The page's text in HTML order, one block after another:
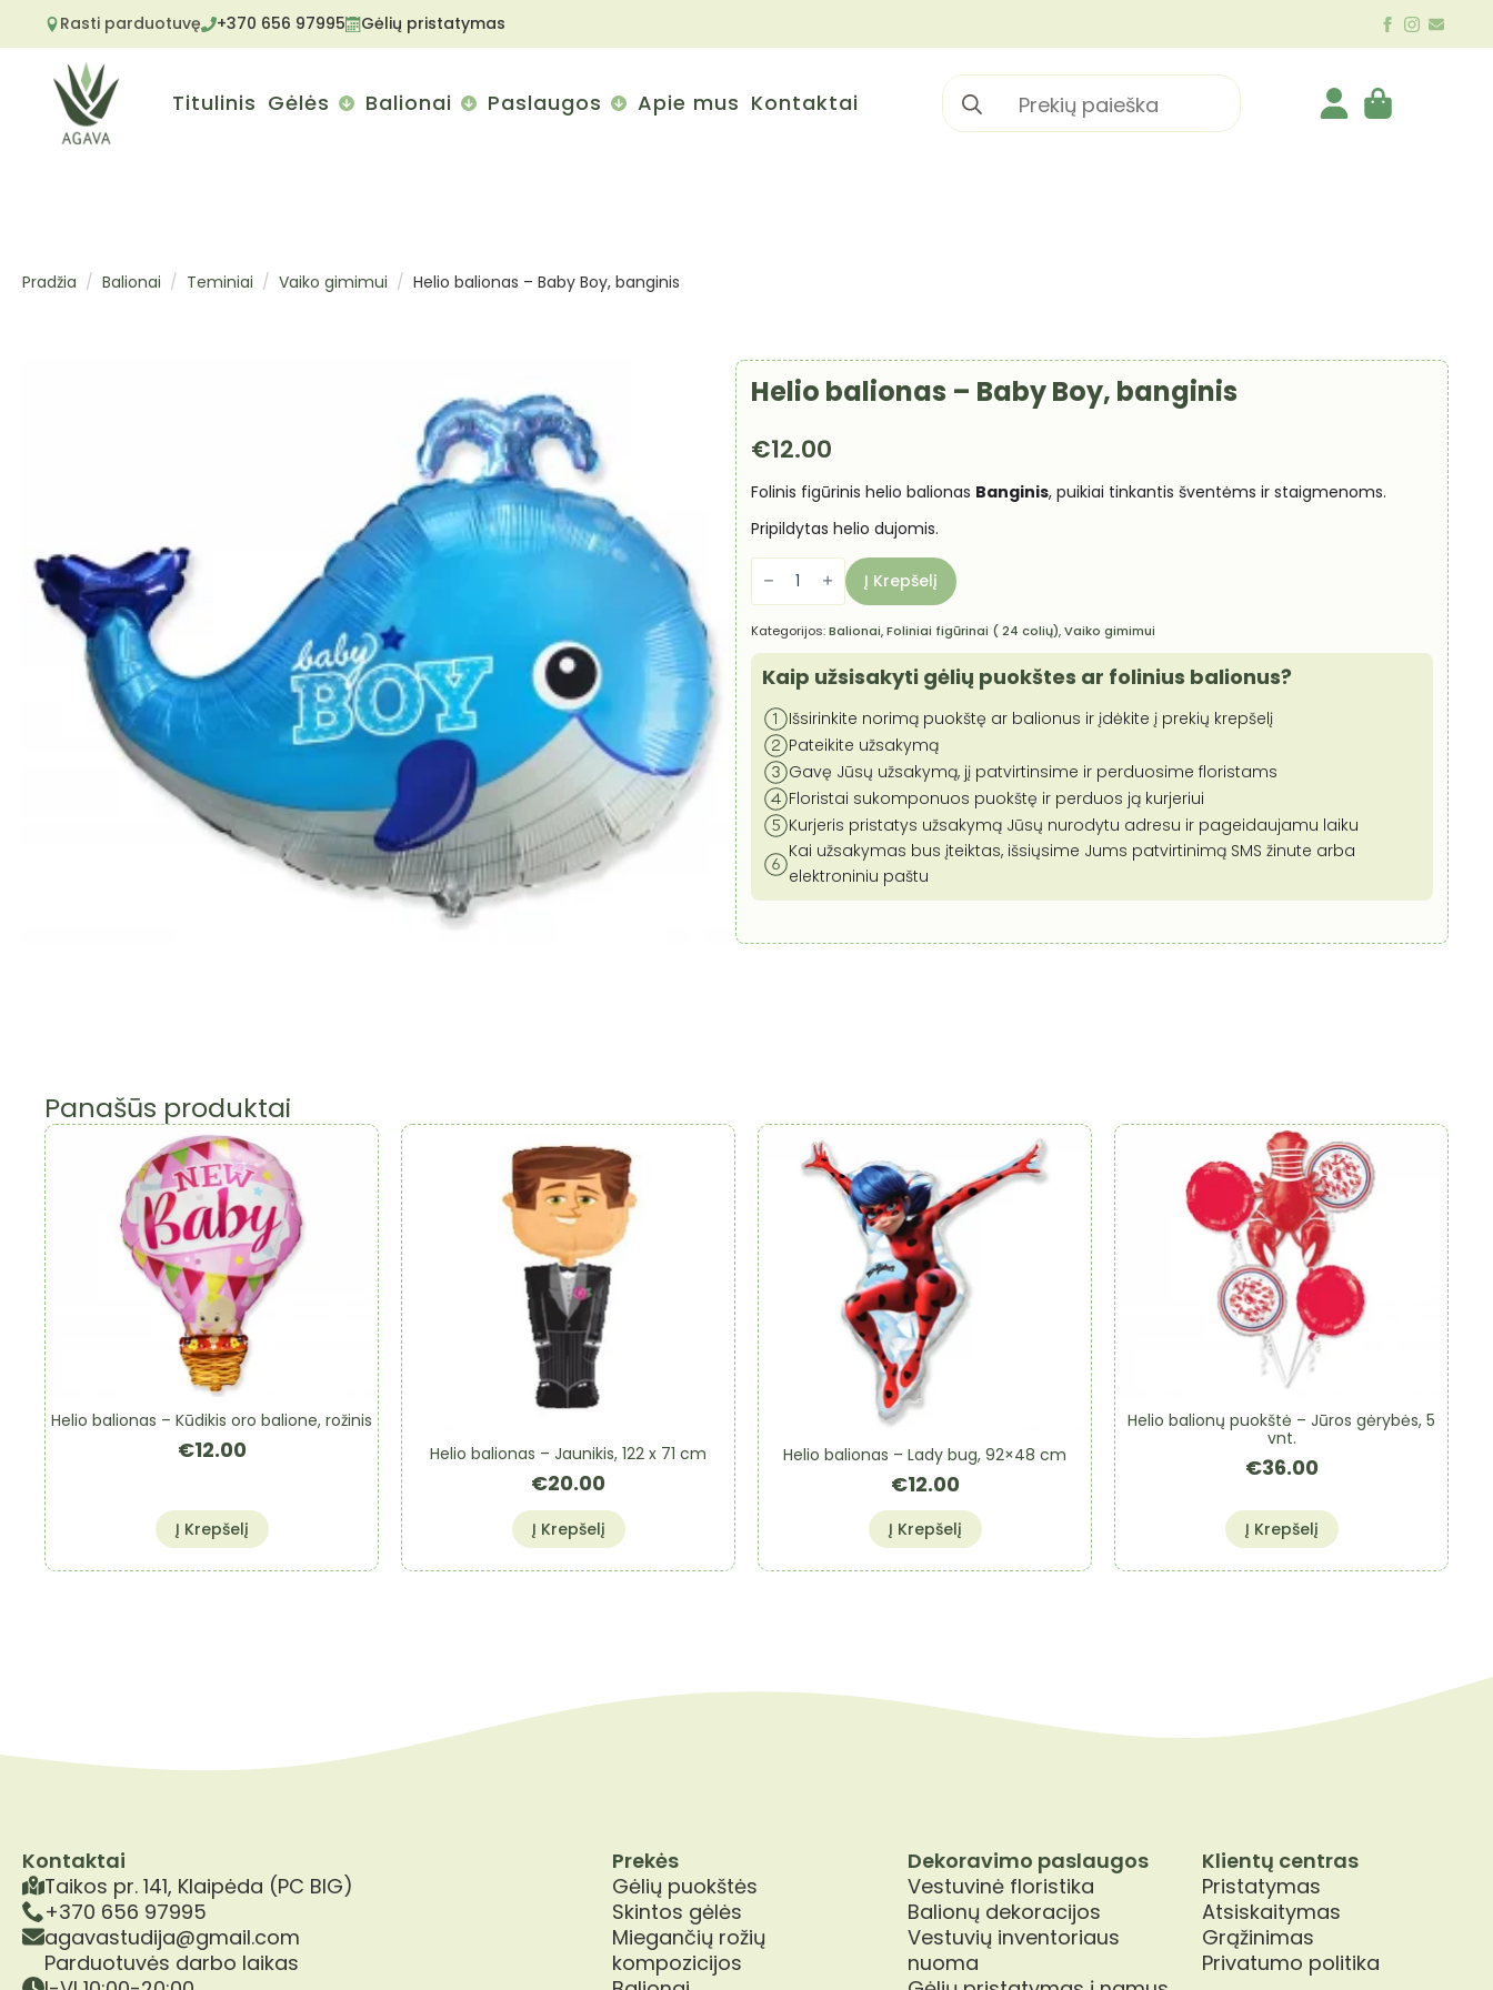
Rasti parduotuvę +370 656 97995 Gėlių pristatymas
Titulinis Gėlės Balionai Paslaugos Apie mus Kontaktai
Search
for:
Pradžia Balionai Teminiai Vaiko gimimui Helio balionas – Baby Boy, banginis
Helio balionas – Baby Boy, banginis
€12.00
Folinis figūrinis helio balionas Banginis, puikiai tinkantis šventėms ir staigmenoms.
Pripildytas helio dujomis.
produkto
kiekis:
balionas
-
Baby
Boy,
banginis
Į Krepšelį
Kategorijos:Balionai,Foliniai figūrinai ( 24 colių),Vaiko gimimui
Kaip užsisakyti gėlių puokštes ar folinius balionus?
Išsirinkite norimą puokštę ar balionus ir įdėkite į prekių krepšelį
Pateikite užsakymą
Gavę Jūsų užsakymą, jį patvirtinsime ir perduosime floristams
Floristai sukomponuos puokštę ir perduos ją kurjeriui
Kurjeris pristatys užsakymą Jūsų nurodytu adresu ir pageidaujamu laiku
Kai užsakymas bus įteiktas, išsiųsime Jums patvirtinimą SMS žinute arba
elektroniniu paštu
Panašūs produktai
Helio balionas – Kūdikis oro balione, rožinis
€12.00
Į Krepšelį
Helio balionas – Jaunikis, 122 x 71 cm
€20.00
Į Krepšelį
Helio balionas – Lady bug, 92×48 cm
€12.00
Į Krepšelį
Helio balionų puokštė – Jūros gėrybės, 5
vnt.
€36.00
Į Krepšelį
Kontaktai
Taikos pr. 141, Klaipėda (PC BIG)
+370 656 97995
agavastudija@gmail.com
Parduotuvės darbo laikas
Prekės
Gėlių puokštės
Skintos gėlės
Miegančių rožių
kompozicijos
Dekoravimo paslaugos
Vestuvinė floristika
Balionų dekoracijos
Vestuvių inventoriaus
nuoma
Klientų centras
Pristatymas
Atsiskaitymas
Grąžinimas
Privatumo politika